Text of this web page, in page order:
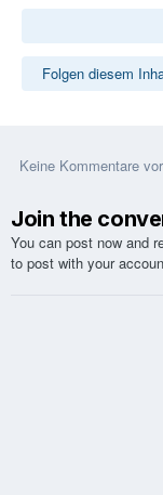
Folgen diesem
Keine Kommentare
Join the
You can post now and
to post with your